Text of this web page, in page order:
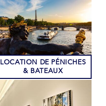
LOCATION DE PÉNICHES
& BATEAUX